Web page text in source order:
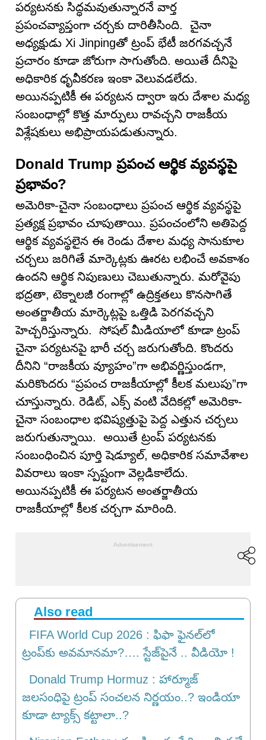
పర్యటనకు సిద్ధమవుతున్నారనే వార్త
ప్రపంచవ్యాప్తంగా చర్చకు దారితీసింది. చైనా
అధ్యక్షుడు Xi Jinpingతో ట్రంప్ భేటీ జరగవచ్చనే
ప్రచారం కూడా జోరుగా సాగుతోంది. అయితే దీనిపై
అధికారిక ధృవీకరణ ఇంకా వెలువడలేదు.
అయినప్పటికీ ఈ పర్యటన ద్వారా ఇరు దేశాల మధ్య
సంబంధాల్లో కొత్త మార్పులు రావచ్చని రాజకీయ
విశ్లేషకులు అభిప్రాయపడుతున్నారు.
Donald Trump ప్రపంచ ఆర్థిక వ్యవస్థపై
ప్రభావం?
అమెరికా-చైనా సంబంధాలు ప్రపంచ ఆర్థిక వ్యవస్థపై
ప్రత్యక్ష ప్రభావం చూపుతాయి. ప్రపంచంలోని అతిపెద్ద
ఆర్థిక వ్యవస్థలైన ఈ రెండు దేశాల మధ్య సానుకూల
చర్చలు జరిగితే మార్కెట్లకు ఊరట లభించే అవకాశం
ఉందని ఆర్థిక నిపుణులు చెబుతున్నారు. మరోవైపు
భద్రతా, టెక్నాలజీ రంగాల్లో ఉద్రిక్తతలు కొనసాగితే
అంతర్జాతీయ మార్కెట్లపై ఒత్తిడి పెరగవచ్చని
హెచ్చరిస్తున్నారు. సోషల్ మీడియాలో కూడా ట్రంప్
చైనా పర్యటనపై భారీ చర్చ జరుగుతోంది. కొందరు
దీనిని “రాజకీయ వ్యూహం”గా అభివర్ణిస్తుండగా,
మరికొందరు “ప్రపంచ రాజకీయాల్లో కీలక మలుపు”గా
చూస్తున్నారు. రెడిట్‌, ఎక్స్ వంటి వేదికల్లో అమెరికా-
చైనా సంబంధాల భవిష్యత్తుపై పెద్ద ఎత్తున చర్చలు
జరుగుతున్నాయి. అయితే ట్రంప్ పర్యటనకు
సంబంధించిన పూర్తి షెడ్యూల్‌, అధికారిక సమావేశాల
వివరాలు ఇంకా స్పష్టంగా వెల్లడికాలేదు.
అయినప్పటికీ ఈ పర్యటన అంతర్జాతీయ
రాజకీయాల్లో కీలక చర్చగా మారింది.
Also read
FIFA World Cup 2026 : ఫిఫా ఫైనల్‌లో
ట్రంప్‌కు అవమానమా?…. స్టేజ్‌పైనే .. వీడియో !
Donald Trump Hormuz : హార్మూజ్
జలసంధిపై ట్రంప్ సంచలన నిర్ణయం..? ఇండియా
కూడా ట్యాక్స్ కట్టాలా..?